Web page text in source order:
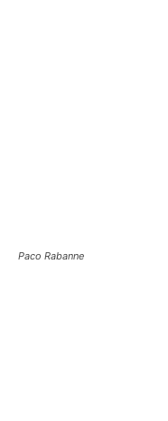
Paco Rabanne